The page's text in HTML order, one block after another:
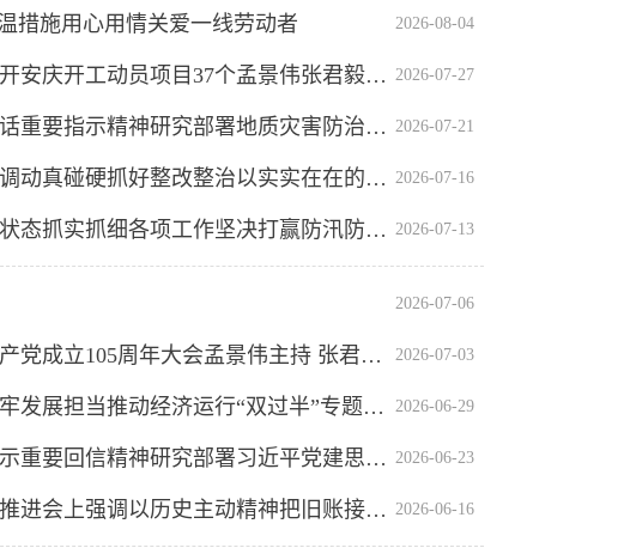
2026-08-04
措施用心用情关爱一线劳动者
2026-07-27
全省季度工作会议暨第三批重大项目开工动员会召开安庆开工动员项目37个孟景伟张君毅周东明花家红廖强在安庆分会场出席会议
2026-07-21
市委常委会召开会议传达学习习近平总书记重要讲话重要指示精神研究部署地质灾害防治、热线办理、垃圾分类等工作孟景伟主持会议
2026-07-16
孟景伟在督导学习教育查摆问题整改整治工作时强调动真碰硬抓好整改整治以实实在在的整改成效取信于民
2026-07-13
孟景伟在督导检查台风防御应对工作时强调以实战状态抓实抓细各项工作坚决打赢防汛防台风硬仗
2026-07-06
2026-07-03
市委常委会召开扩大会议集中收听收看庆祝中国共产党成立105周年大会孟景伟主持 张君毅周东明花家红廖强出席
2026-06-29
孟景伟在桐城经开区开展树立和践行正确政绩观扛牢发展担当推动经济运行“双过半”专题调研时强调勇于担当 攻坚克难推动各项工作提质效上台阶
2026-06-23
市委常委会召开会议传达学习习近平总书记重要指示重要回信精神研究部署习近平党建思想学习宣传贯彻工作孟景伟主持会议
2026-06-16
孟景伟在全市新官不理旧账突出问题集中整治工作推进会上强调以历史主动精神把旧账接过来处理好以实打实的集中整治成效让群众有感有得张君毅主持 周东明花家红廖强出席